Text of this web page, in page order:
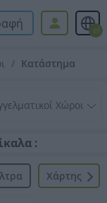
el
Κατάστημα
:
Xάρτης